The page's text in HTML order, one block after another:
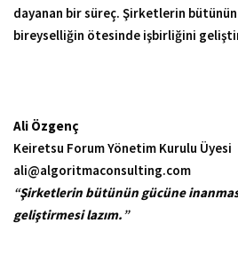
dayanan bir süreç. Şirketlerin bütünün
bireyselliğin ötesinde işbirliğini
Ali Özgenç
Keiretsu Forum Yönetim Kurulu Üyesi
ali@algoritmaconsulting.com
“Şirketlerin bütünün gücüne
geliştirmesi lazım.”